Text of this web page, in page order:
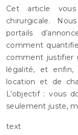
Cet article
chirurgicale.
portails
comment
comment justifier
légalité, et
location et de
L’objectif : vous
seulement juste,
text